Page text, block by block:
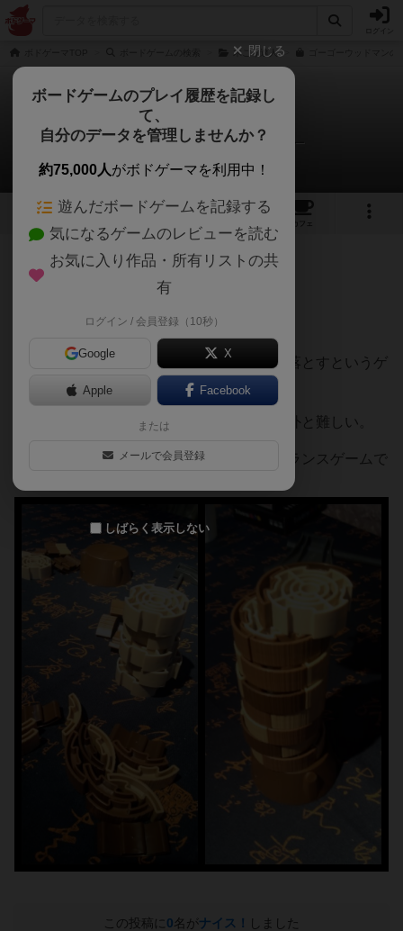
木こり達人
ゴーゴーウッドマン
神戸長田 鉄人ボードゲームさんのレビュー
2 1 8
カフェ
62名 0名 0 約1年前
現代版ダルマ落とし！
専用の斧で側面に配置された木の皮だけを落とすというゲ
木の幹を落としてしまうと減点！これが意外と難しい。
ボドゲ会の合間にサクッと出来て楽しいバランスゲームで
す♪
この投稿に 0名がナイス！ しました
閉じる
ボードゲームのプレイ履歴を記録し
て、
自分のデータを管理しませんか？
約75,000人がボドゲーマを利用中！
遊んだボードゲームを記録する
気になるゲームのレビューを読む
お気に入り作品・所有リストの共
有
ログイン / 会員登録（10秒）
Google X
Apple Facebook
または
メールで会員登録
しばらく表示しない